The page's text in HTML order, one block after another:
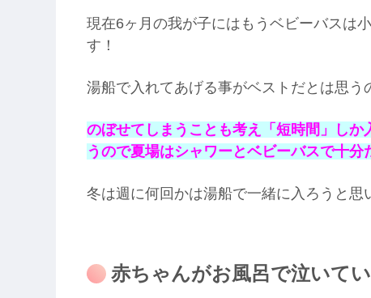
現在6ヶ月の我が子にはもうベビーバスは
す！
湯船で入れてあげる事がベストだとは思
のぼせてしまうことも考え「短時間」し
うので夏場はシャワーとベビーバスで十分
冬は週に何回かは湯船で一緒に入ろうと思
赤ちゃんがお風呂で泣いて